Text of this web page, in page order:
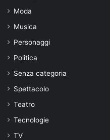
Moda
Musica
Personaggi
Politica
Senza categoria
Spettacolo
Teatro
Tecnologie
TV